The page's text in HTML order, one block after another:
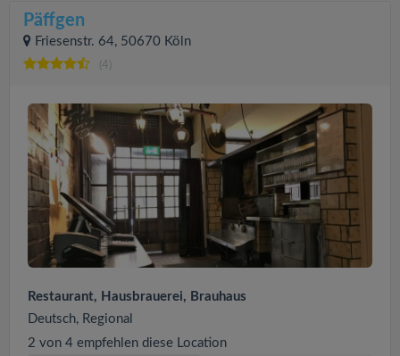
Päffgen
Friesenstr. 64, 50670 Köln
(4)
Restaurant, Hausbrauerei, Brauhaus
Deutsch, Regional
2 von 4 empfehlen diese Location